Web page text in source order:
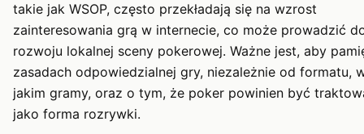
takie jak WSOP, często przekładają się na wzrost
zainteresowania grą w internecie, co może prowadzić
rozwoju lokalnej sceny pokerowej. Ważne jest, aby
zasadach odpowiedzialnej gry, niezależnie od formatu,
jakim gramy, oraz o tym, że poker powinien być
jako forma rozrywki.